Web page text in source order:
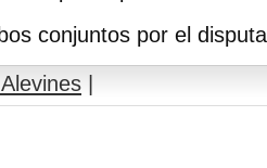
conjuntos por el
|